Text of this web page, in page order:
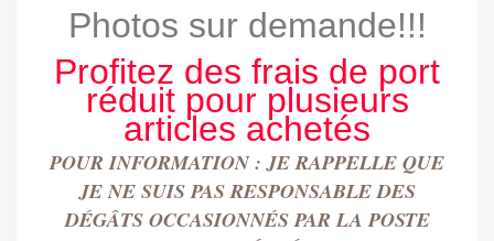
Photos sur demande!!!
Profitez des frais de port
réduit pour plusieurs
articles achetés
POUR INFORMATION : JE RAPPELLE QUE
JE NE SUIS PAS RESPONSABLE DES
DÉGÂTS OCCASIONNÉS PAR LA POSTE